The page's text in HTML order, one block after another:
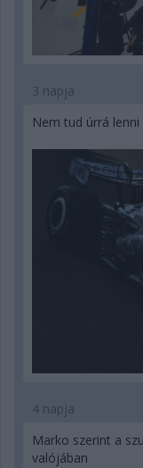
3 napja
Nem tud úrrá
4 napja
Marko szerint a
valójában